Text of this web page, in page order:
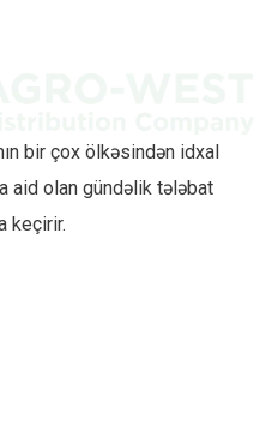
bir çox ölkəsindən idxal
aid olan gündəlik tələbat
keçirir.